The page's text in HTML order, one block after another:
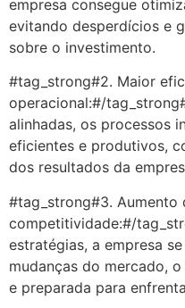
empresa consegue
evitando desperdícios e
sobre o investimento.
#tag_strong#2. Maior
operacional:#/
alinhadas, os processos
eficientes e produtivos,
dos resultados da
#tag_strong#3. Aumento
competitividade:#/
estratégias, a empresa
mudanças do mercado,
e preparada para